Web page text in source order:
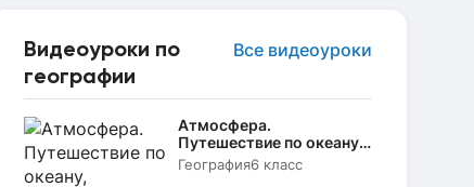
Видеоуроки по
географии
Все видеоуроки
Атмосфера.
Путешествие по океану,
которого нет на карте.
(Строение атмосферы)
География6 класс